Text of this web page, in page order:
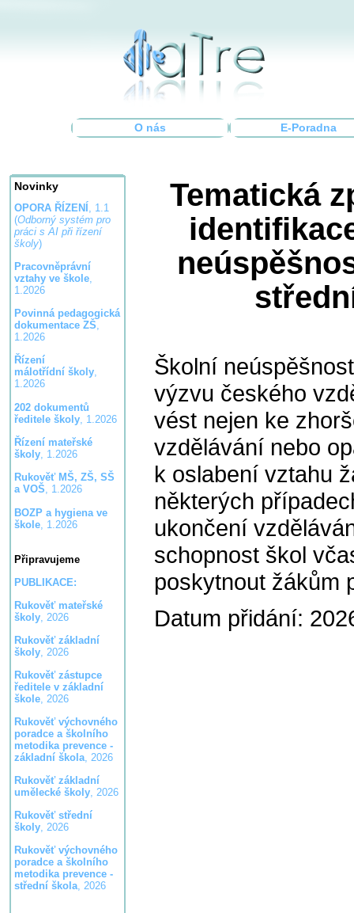
O nás E-Poradna
Novinky
OPORA ŘÍZENÍ , 1.1
(Odborný systém pro
práci s AI při řízení
školy)
Pracovněprávní
vztahy ve škole,
1.2026
Povinná pedagogická
dokumentace ZŠ,
1.2026
Řízení
málotřídní školy,
1.2026
202 dokumentů
ředitele školy, 1.2026
Řízení mateřské
školy, 1.2026
Rukověť MŠ, ZŠ, SŠ
a VOŠ, 1.2026
BOZP a hygiena ve
škole, 1.2026
Připravujeme
PUBLIKACE:
Rukověť mateřské
školy, 2026
Rukověť základní
školy, 2026
Rukověť zástupce
ředitele v základní
škole, 2026
Rukověť výchovného
poradce a školního
metodika prevence -
základní škola, 2026
Rukověť základní
umělecké školy, 2026
Rukověť střední
školy, 2026
Rukověť výchovného
poradce a školního
metodika prevence -
střední škola, 2026
Tematická
Školní
výzvu českého
vést nejen ke
vzdělávání nebo
k oslabení vztahu
některých
ukončení
schopnost škol
poskytnout žákům
Datum přidání: